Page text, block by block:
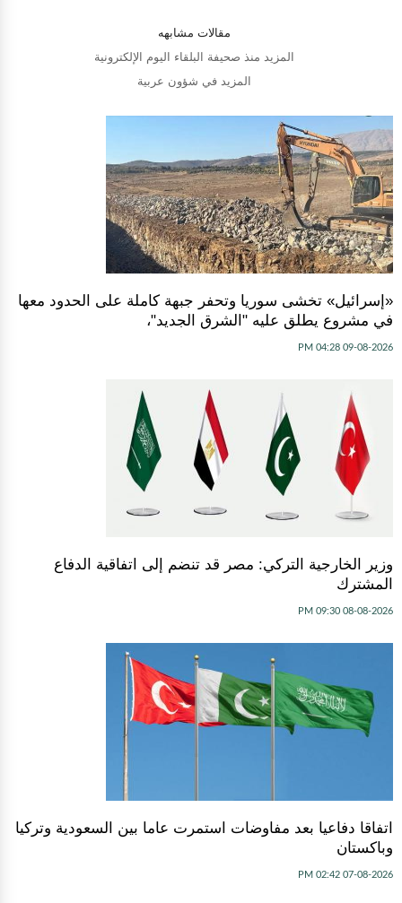
مقالات مشابهه
المزيد منذ صحيفة البلقاء اليوم الإلكترونية
المزيد في شؤون عربية
«إسرائيل» تخشى سوريا وتحفر جبهة كاملة على الحدود معها
في مشروع يطلق عليه "الشرق الجديد"،
09-08-2026 04:28 PM
وزير الخارجية التركي: مصر قد تنضم إلى اتفاقية الدفاع
المشترك
08-08-2026 09:30 PM
اتفاقا دفاعيا بعد مفاوضات استمرت عاما بين السعودية وتركيا
وباكستان
07-08-2026 02:42 PM